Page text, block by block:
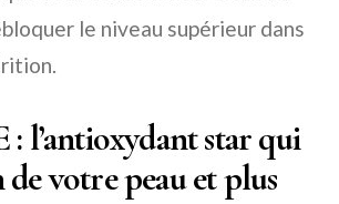
le niveau supérieur dans
: l’antioxydant star qui
votre peau et plus